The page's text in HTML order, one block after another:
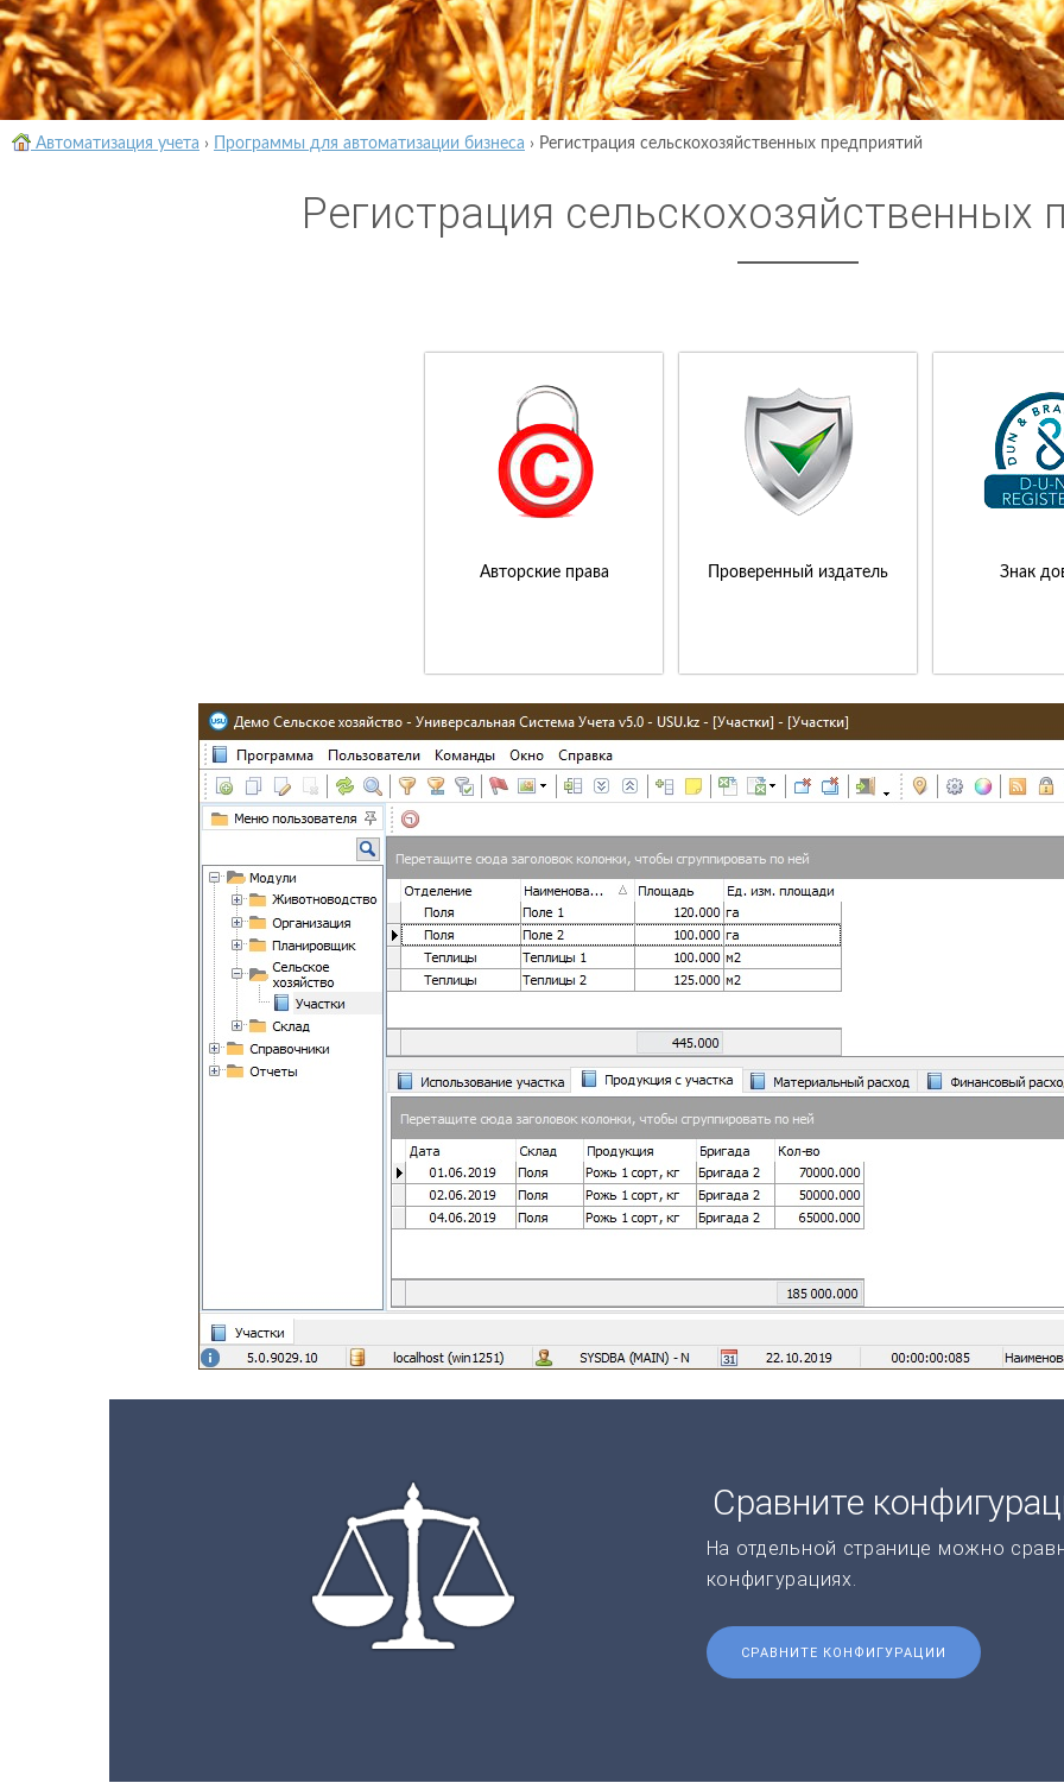
Автоматизация учета › Программы для автоматизации бизнеса › Регистрация сельскохозяйственных предприятий
Регистрация сельскохозяйственных
Авторские права Проверенный издатель Знак
Сравните
На отдельной странице можно
конфигурациях.
СРАВНИТЕ КОНФИГУРАЦИИ